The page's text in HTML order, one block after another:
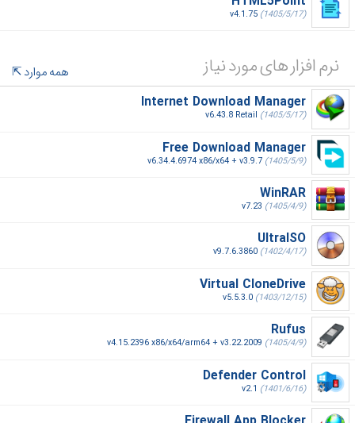
v4.1.75 (1405/5/17)
نرم افزار های مورد نیاز
همه موارد
Internet Download Manager
v6.43.8 Retail (1405/5/17)
Free Download Manager
v6.34.4.6974 x86/x64 + v3.9.7 (1405/5/9)
WinRAR
v7.23 (1405/4/9)
UltraISO
v9.7.6.3860 (1402/4/17)
Virtual CloneDrive
v5.5.3.0 (1403/12/15)
Rufus
v4.15.2396 x86/x64/arm64 + v3.22.2009 (1405/4/9)
Defender Control
v2.1 (1401/6/16)